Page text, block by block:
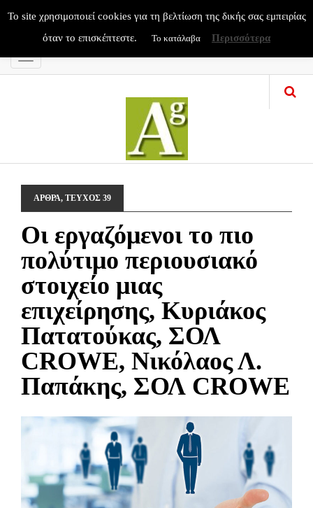
Menu
ΑΡΘΡΑ, ΤΕΥΧΟΣ 39
Οι εργαζόμενοι το πιο
πολύτιμο περιουσιακό
στοιχείο μιας
επιχείρησης, Κυριάκος
Πατατούκας, ΣΟΛ
CROWE, Νικόλαος Λ.
Παπάκης, ΣΟΛ CROWE
To site χρησιμοποιεί cookies για τη βελτίωση της δικής σας εμπειρίας
όταν το επισκέπτεστε.
Το κατάλαβα Περισσότερα